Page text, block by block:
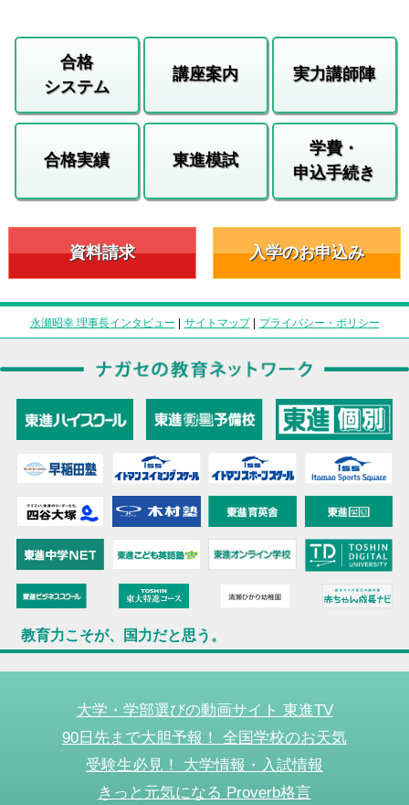
合格
システム
講座案内 実力講師陣
合格実績 東進模試
学費・
申込手続き
資料請求 入学のお申込み
永瀬昭幸 理事長インタビュー | サイトマップ| プライバシー・ポリシー
教育力こそが、国力だと思う。
大学・学部選びの動画サイト 東進TV
90日先まで大胆予報！ 全国学校のお天気
受験生必見！ 大学情報・入試情報
きっと元気になる Proverb格言